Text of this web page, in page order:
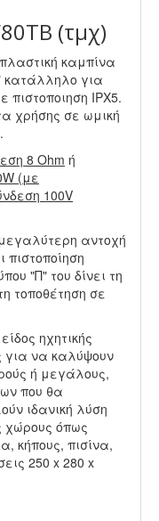
(τμχ)
καμπίνα
κατάλληλο για
πιστοποιηση IPX5.
χρήσης σε ωμική
8 Ohm ή
(με
100V
αντοχή
"Π" του δίνει τη
τοποθέτηση σε
ηχητικής
για να καλύψουν
ή μεγάλους,
που θα
ιδανική λύση
χώρους όπως
κήπους, πισίνα,
250 x 280 x